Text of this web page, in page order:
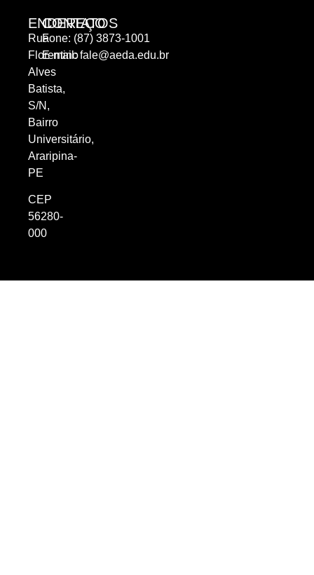
ENDEREÇO
Rua
Florentino
Alves
Batista,
S/N,
Bairro
Universitário,
Araripina-
PE
CEP
56280-
000
CONTATOS
Fone: (87) 3873-1001
E-mail:fale@aeda.edu.br